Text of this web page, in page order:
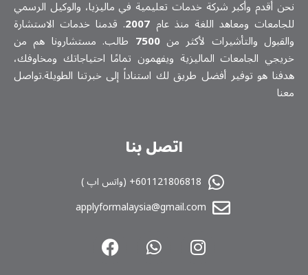
نحن أقدم وأكبر شركة خدمات تعلیمیة في ماليزيا، والوكيل الرسمي
للجامعات ومعاهد اللغة منذ عام 2007. قدمنا خدمات الاستشارة
والقبول والتأشيرات لأكثر من7500 طالب. مستشارونا هم من
خريجي الجامعات الماليزية ويفهمون تمامًا احتياجاتك ومخاوفك،
هدفنا هو توفير أفضل طريق لك استناداً إلى خبرتنا الطويلة.تواصل
معنا
اتصل بنا
601121806818+ (واتس اپ )
applyformalaysia@gmail.com